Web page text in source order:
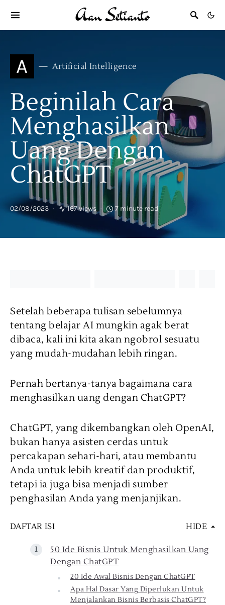
A Artificial Intelligence
Beginilah Cara
Menghasilkan
Uang Dengan
ChatGPT
02/08/2023 167 views 7 minute read
Setelah beberapa tulisan sebelumnya
tentang belajar AI mungkin agak berat
dibaca, kali ini kita akan ngobrol sesuatu
yang mudah-mudahan lebih ringan.
Pernah bertanya-tanya bagaimana cara
menghasilkan uang dengan ChatGPT?
ChatGPT, yang dikembangkan oleh OpenAI,
bukan hanya asisten cerdas untuk
percakapan sehari-hari, atau membantu
Anda untuk lebih kreatif dan produktif,
tetapi ia juga bisa menjadi sumber
penghasilan Anda yang menjanjikan.
DAFTAR ISI HIDE
50 Ide Bisnis Untuk Menghasilkan Uang
Dengan ChatGPT
20 Ide Awal Bisnis Dengan ChatGPT
Apa Hal Dasar Yang Diperlukan Untuk
Menjalankan Bisnis Berbasis ChatGPT?